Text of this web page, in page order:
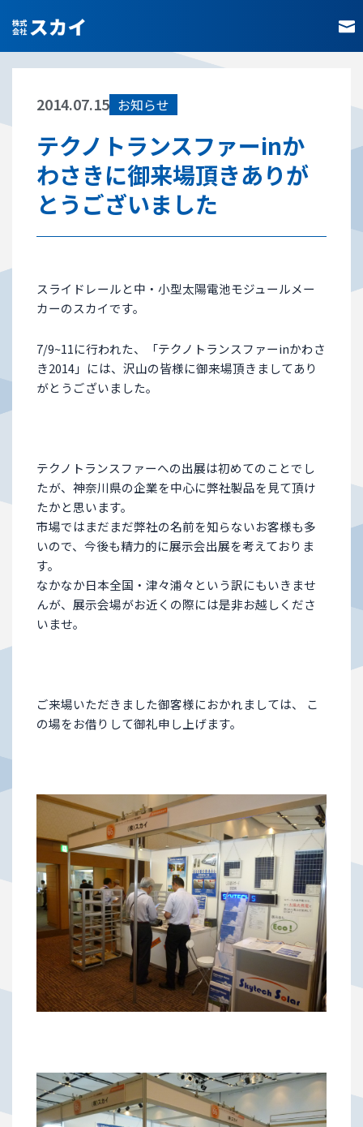
を
プ
2014.07.15 お知らせ
テクノトランスファーinか
わさきに御来場頂きありが
とうございました
スライドレールと中・小型太陽電池モジュールメー
カーのスカイです。
7/9~11に行われた、「テクノトランスファーinかわさ
き2014」には、沢山の皆様に御来場頂きましてあり
がとうございました。
テクノトランスファーへの出展は初めてのことでし
たが、神奈川県の企業を中心に弊社製品を見て頂け
たかと思います。
市場ではまだまだ弊社の名前を知らないお客様も多
いので、今後も精力的に展示会出展を考えておりま
す。
なかなか日本全国・津々浦々という訳にもいきませ
んが、展示会場がお近くの際には是非お越しくださ
いませ。
ご来場いただきました御客様におかれましては、 こ
の場をお借りして御礼申し上げます。